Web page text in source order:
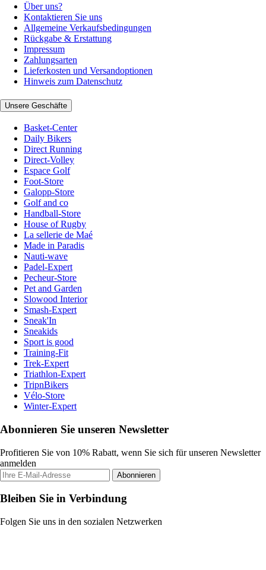
Über uns?
Kontaktieren Sie uns
Allgemeine Verkaufsbedingungen
Rückgabe & Erstattung
Impressum
Zahlungsarten
Lieferkosten und Versandoptionen
Hinweis zum Datenschutz
Unsere Geschäfte
Basket-Center
Daily Bikers
Direct Running
Direct-Volley
Espace Golf
Foot-Store
Galopp-Store
Golf and co
Handball-Store
House of Rugby
La sellerie de Maé
Made in Paradis
Nauti-wave
Padel-Expert
Pecheur-Store
Pet and Garden
Slowood Interior
Smash-Expert
Sneak'In
Sneakids
Sport is good
Training-Fit
Trek-Expert
Triathlon-Expert
TripnBikers
Vélo-Store
Winter-Expert
Abonnieren Sie unseren Newsletter
Profitieren Sie von 10% Rabatt, wenn Sie sich für unseren Newsletter
anmelden
Abonnieren
Bleiben Sie in Verbindung
Folgen Sie uns in den sozialen Netzwerken